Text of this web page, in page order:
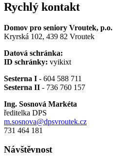
Rychlý kontakt
Domov pro seniory Vroutek, p.o.
Kryrská 102, 439 82 Vroutek
Datová schránka:
ID schránky: vyikixt
Sesterna I - 604 588 711
Sesterna II - 736 760 157
Ing. Sosnová Markéta
ředitelka DPS
m.sosnova@dpsvroutek.cz
731 464 181
Návštěvnost